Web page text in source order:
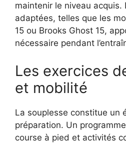
maintenir le niveau acquis.
adaptées, telles que les
15 ou Brooks Ghost 15,
nécessaire pendant
Les exercices
et mobilité
La souplesse constitue un
préparation. Un
course à pied et activités